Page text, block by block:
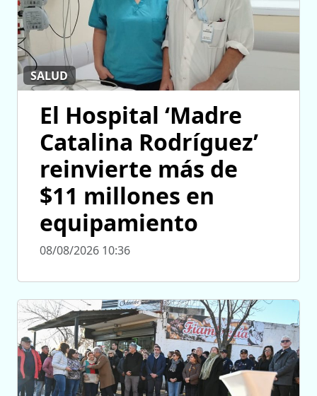
SALUD
El Hospital ‘Madre
Catalina Rodríguez’
reinvierte más de
$11 millones en
equipamiento
08/08/2026 10:36